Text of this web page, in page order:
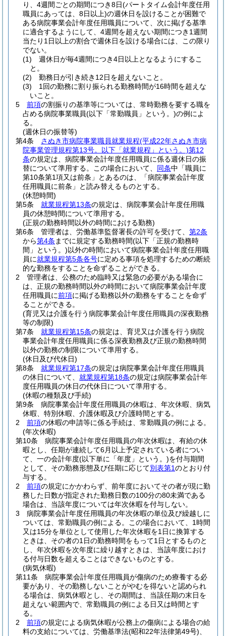
り、4週間ごとの期間につき8日(パートタイム会計年度任用
職員にあっては、8日以上)の週休日を設けることが困難で
ある病院事業会計年度任用職員について、次に掲げる基準
に適合するようにして、4週間を超えない期間につき1週間
当たり1日以上の割合で週休日を設ける場合には、この限り
でない。
(1)
週休日が毎4週間につき4日以上となるようにするこ
と。
(2)
勤務日が引き続き12日を超えないこと。
(3)
1回の勤務に割り振られる勤務時間が16時間を超えな
いこと。
5
前項の割振りの基準等については、常時勤務を要する職を
占める病院事業職員(以下「常勤職員」という。)の例によ
る。
(週休日の振替等)
第4条
さぬき市病院事業職員就業規程(平成22年さぬき市病
院事業管理規程第13号。以下「就業規程」という。)第12
条の規定は、病院事業会計年度任用職員に係る週休日の振
替について準用する。
この場合において、 同条中「職員に
第10条第1項又は前条」とあるのは、「病院事業会計年度
任用職員に前条」と読み替えるものとする。
(休憩時間)
第5条
就業規程第13条の規定は、病院事業会計年度任用職
員の休憩時間について準用する。
(正規の勤務時間以外の時間における勤務)
第6条
管理者は、労働基準監督署長の許可を受けて、 第2条
から第4条 までに規定する勤務時間(以下「正規の勤務時
間」という。)以外の時間において病院事業会計年度任用職
員に就業規程第5条各号に定める事項を処理するための断続
的な勤務をすることを命ずることができる。
2
管理者は、公務のため臨時又は緊急の必要がある場合に
は、正規の勤務時間以外の時間において病院事業会計年度
任用職員に前項に掲げる勤務以外の勤務をすることを命ず
ることができる。
(育児又は介護を行う病院事業会計年度任用職員の深夜勤務
等の制限)
第7条
就業規程第15条の規定は、育児又は介護を行う病院
事業会計年度任用職員に係る深夜勤務及び正規の勤務時間
以外の勤務の制限について準用する。
(休日及び代休日)
第8条
就業規程第17条の規定は病院事業会計年度任用職員
の休日について、 就業規程第18条の規定は病院事業会計年
度任用職員の休日の代休日について準用する。
(休暇の種類及び手続)
第9条
病院事業会計年度任用職員の休暇は、年次休暇、病気
休暇、特別休暇、介護休暇及び介護時間とする。
2
前項の休暇の申請等に係る手続は、常勤職員の例による。
(年次休暇)
第10条
病院事業会計年度任用職員の年次休暇は、有給の休
暇とし、任期が連続して6月以上予定されている者につい
て、一の会計年度(以下単に「年度」という。)を付与期間
として、その勤務形態及び任期に応じて別表第1のとおり付
与する。
2
前項の規定にかかわらず、前年度においてその者が現に勤
務した日数が指定された勤務日数の100分の80未満である
場合は、当該年度については年次休暇を付与しない。
3
病院事業会計年度任用職員の年次休暇の単位及び繰越しに
ついては、常勤職員の例による。
この場合において、1時間
又は15分を単位として使用した年次休暇を1日に換算する
ときは、その者の1日の勤務時間をもって1日とするものと
し、年次休暇を次年度に繰り越すときは、当該年度におけ
る付与日数を超えることはできないものとする。
(病気休暇)
第11条
病院事業会計年度任用職員が傷病のため療養する必
要があり、その勤務しないことがやむを得ないと認められ
る場合は、病気休暇とし、その期間は、当該任期の末日を
超えない範囲内で、常勤職員の例による日又は時間とす
る。
2
前項の規定による病気休暇が公務上の傷病による場合の給
料の支給については、労働基準法(昭和22年法律第49号)